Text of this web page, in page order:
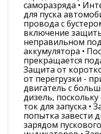
саморазряда •
для пуска
провода с
включение
неправильном
аккумулятора •
прекращается
Защита от
от перегрузки -
двигатель с
дизель,
ток для запуска •
попытка завести
зарядом